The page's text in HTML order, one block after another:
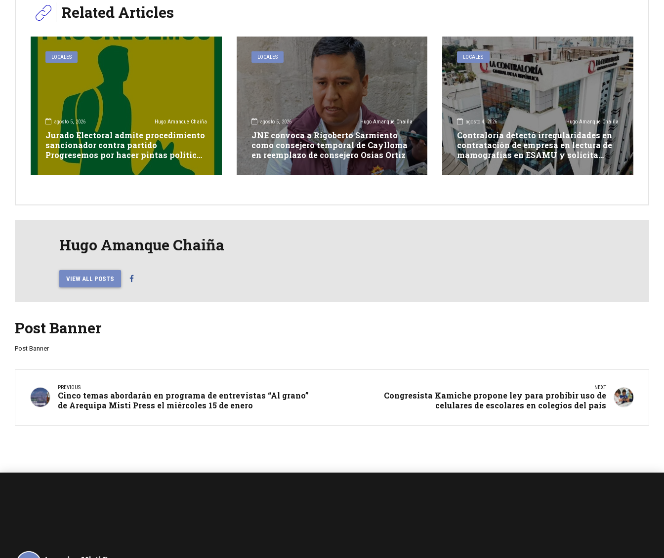
Related Articles
LOCALES
agosto 5, 2026 Hugo Amanque Chaiña
Jurado Electoral admite procedimiento
sancionador contra partido
Progresemos por hacer pintas políticas
sin autorización en Cayma
LOCALES
agosto 5, 2026 Hugo Amanque Chaiña
JNE convoca a Rigoberto Sarmiento
como consejero temporal de Caylloma
en reemplazo de consejero Osias Ortiz
LOCALES
agosto 4, 2026 Hugo Amanque Chaiña
Contraloría detectó irregularidades en
contratación de empresa en lectura de
mamografías en ESAMU y solicita
acciones penales contra funcionarios
Hugo Amanque Chaiña
VIEW ALL POSTS
Post Banner
Post Banner
PREVIOUS
Cinco temas abordarán en programa de entrevistas “Al grano”
de Arequipa Misti Press el miércoles 15 de enero
NEXT
Congresista Kamiche propone ley para prohibir uso de
celulares de escolares en colegios del país